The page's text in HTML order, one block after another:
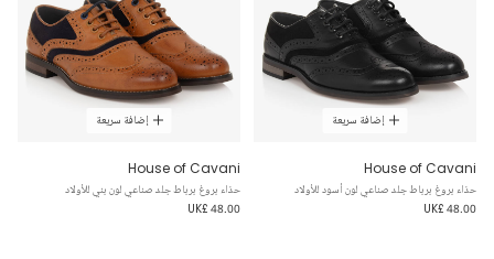
إضافة سريعة
House of Cavani
حذاء بروغ برباط جلد صناعي لون أسود للأولاد
UK£ 48.00
إضافة سريعة
House of Cavani
حذاء بروغ برباط جلد صناعي لون بني للأولاد
UK£ 48.00